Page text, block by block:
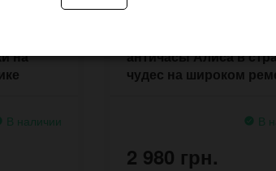
на
В наличии
античасы Алиса в
чудес на широком
В
2 980 грн.